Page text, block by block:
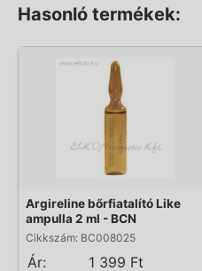
Hasonló termékek:
Argireline bőrfiatalító Like
ampulla 2 ml - BCN
Cikkszám: BC008025
Ár: 1 399 Ft